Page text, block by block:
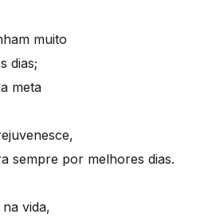
muito
dias;
meta
sempre por melhores dias.
vida,